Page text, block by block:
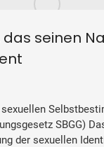
das seinen
SBGG)
der sexuellen